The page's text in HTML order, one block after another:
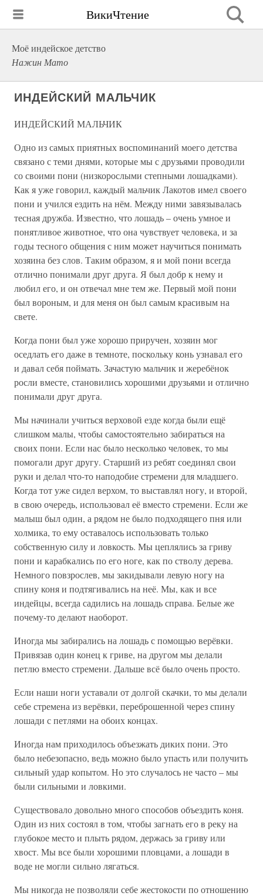
ВикиЧтение
Моё индейское детство
Нажин Мато
ИНДЕЙСКИЙ МАЛЬЧИК
ИНДЕЙСКИЙ МАЛЬЧИК
Одно из самых приятных воспоминаний моего детства
связано с теми днями, которые мы с друзьями проводили
со своими пони (низкорослыми степными лошадками).
Как я уже говорил, каждый мальчик Лакотов имел своего
пони и учился ездить на нём. Между ними завязывалась
тесная дружба. Известно, что лошадь – очень умное и
понятливое животное, что она чувствует человека, и за
годы тесного общения с ним может научиться понимать
хозяина без слов. Таким образом, я и мой пони всегда
отлично понимали друг друга. Я был добр к нему и
любил его, и он отвечал мне тем же. Первый мой пони
был вороным, и для меня он был самым красивым на
свете.
Когда пони был уже хорошо приручен, хозяин мог
оседлать его даже в темноте, поскольку конь узнавал его
и давал себя поймать. Зачастую мальчик и жеребёнок
росли вместе, становились хорошими друзьями и отлично
понимали друг друга.
Мы начинали учиться верховой езде когда были ещё
слишком малы, чтобы самостоятельно забираться на
своих пони. Если нас было несколько человек, то мы
помогали друг другу. Старший из ребят соединял свои
руки и делал что-то наподобие стремени для младшего.
Когда тот уже сидел верхом, то выставлял ногу, и второй,
в свою очередь, использовал её вместо стремени. Если же
малыш был один, а рядом не было подходящего пня или
холмика, то ему оставалось использовать только
собственную силу и ловкость. Мы цеплялись за гриву
пони и карабкались по его ноге, как по стволу дерева.
Немного повзрослев, мы закидывали левую ногу на
спину коня и подтягивались на неё. Мы, как и все
индейцы, всегда садились на лошадь справа. Белые же
почему-то делают наоборот.
Иногда мы забирались на лошадь с помощью верёвки.
Привязав один конец к гриве, на другом мы делали
петлю вместо стремени. Дальше всё было очень просто.
Если наши ноги уставали от долгой скачки, то мы делали
себе стремена из верёвки, переброшенной через спину
лошади с петлями на обоих концах.
Иногда нам приходилось объезжать диких пони. Это
было небезопасно, ведь можно было упасть или получить
сильный удар копытом. Но это случалось не часто – мы
были сильными и ловкими.
Существовало довольно много способов объездить коня.
Один из них состоял в том, чтобы загнать его в реку на
глубокое место и плыть рядом, держась за гриву или
хвост. Мы все были хорошими пловцами, а лошади в
воде не могли сильно лягаться.
Мы никогда не позволяли себе жестокости по отношению